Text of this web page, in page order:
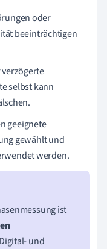
oder
beeinträchtigen
selbst kann
geeignete
gewählt und
werden.
ist
und